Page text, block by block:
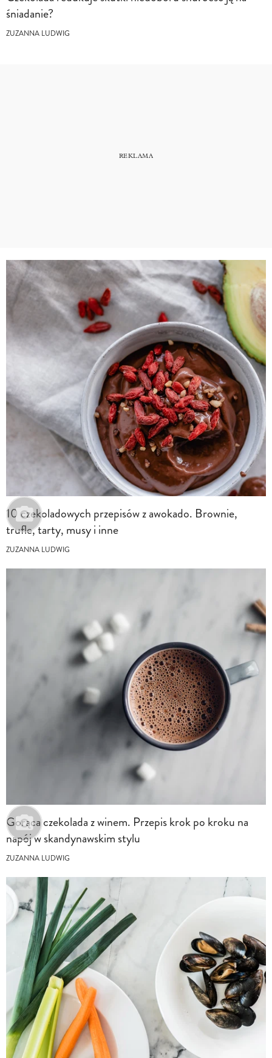
śniadanie?
ZUZANNA LUDWIG
10 czekoladowych przepisów z awokado. Brownie,
trufle, tarty, musy i inne
ZUZANNA LUDWIG
Gorąca czekolada z winem. Przepis krok po kroku na
napój w skandynawskim stylu
ZUZANNA LUDWIG